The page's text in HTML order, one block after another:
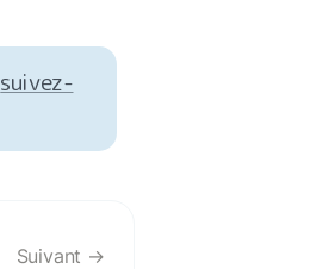
suivez-
Suivant →